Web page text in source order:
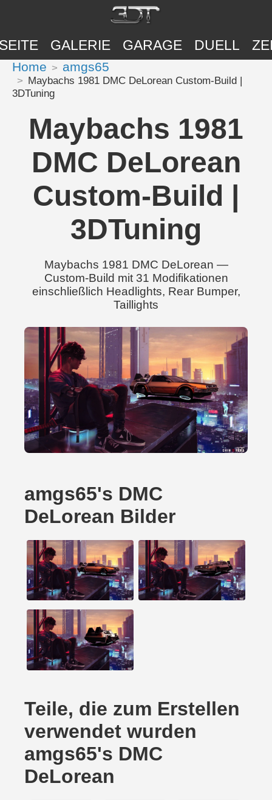
GALERIE GARAGE DUELL
Home amgs65
Maybachs 1981 DMC DeLorean Custom-Build |
3DTuning
Maybachs 1981
DMC DeLorean
Custom-Build |
3DTuning
Maybachs 1981 DMC DeLorean —
Custom-Build mit 31 Modifikationen
einschließlich Headlights, Rear Bumper,
Taillights
amgs65's DMC
DeLorean Bilder
Teile, die zum Erstellen
verwendet wurden
amgs65's DMC
DeLorean